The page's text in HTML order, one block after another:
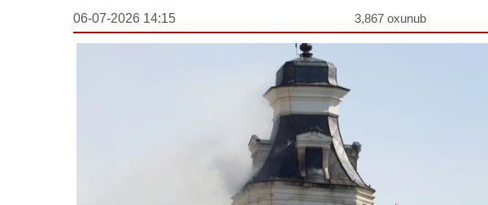
06-07-2026 14:15 3,867 oxunub